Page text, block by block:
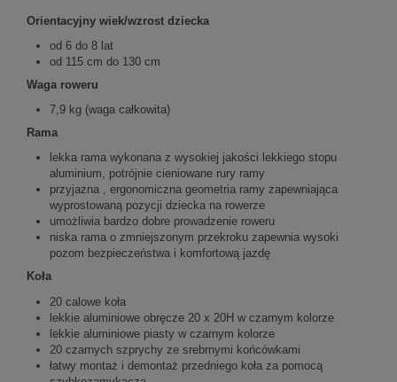
Orientacyjny wiek/wzrost dziecka
od 6 do 8 lat
od 115 cm do 130 cm
Waga roweru
7,9 kg (waga całkowita)
Rama
lekka rama wykonana z wysokiej jakości lekkiego stopu
aluminium, potrójnie cieniowane rury ramy
przyjazna , ergonomiczna geometria ramy zapewniająca
wyprostowaną pozycji dziecka na rowerze
umożliwia bardzo dobre prowadzenie roweru
niska rama o zmniejszonym przekroku zapewnia wysoki
pozom bezpieczeństwa i komfortową jazdę
Koła
20 calowe koła
lekkie aluminiowe obręcze 20 x 20H w czarnym kolorze
lekkie aluminiowe piasty w czarnym kolorze
20 czarnych szprychy ze srebrnymi końcówkami
łatwy montaż i demontaż przedniego koła za pomocą